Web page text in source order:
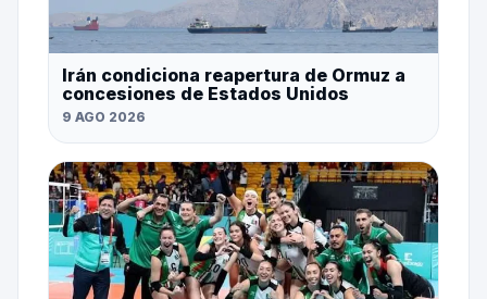
Irán condiciona reapertura de Ormuz a
concesiones de Estados Unidos
9 AGO 2026